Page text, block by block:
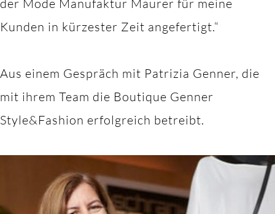
der Mode Manufaktur Maurer für meine
Kunden in kürzester Zeit angefertigt.“
Aus einem Gespräch mit Patrizia Genner, die
mit ihrem Team die Boutique Genner
Style&Fashion erfolgreich betreibt.